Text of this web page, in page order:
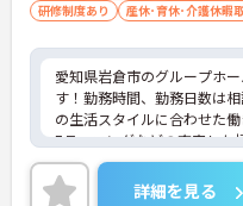
研修制度あり
産休･育休･介護休暇
愛知県岩倉市のグループホ
す！勤務時間、勤務日数は
の生活スタイルに合わせた
Eラーニングなどの充実した
イント♪ご興味のある方は
しますので、お気軽にご連
詳細を見る